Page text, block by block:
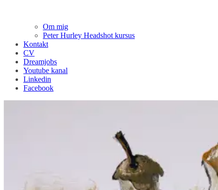
Om mig
Peter Hurley Headshot kursus
Kontakt
CV
Dreamjobs
Youtube kanal
Linkedin
Facebook